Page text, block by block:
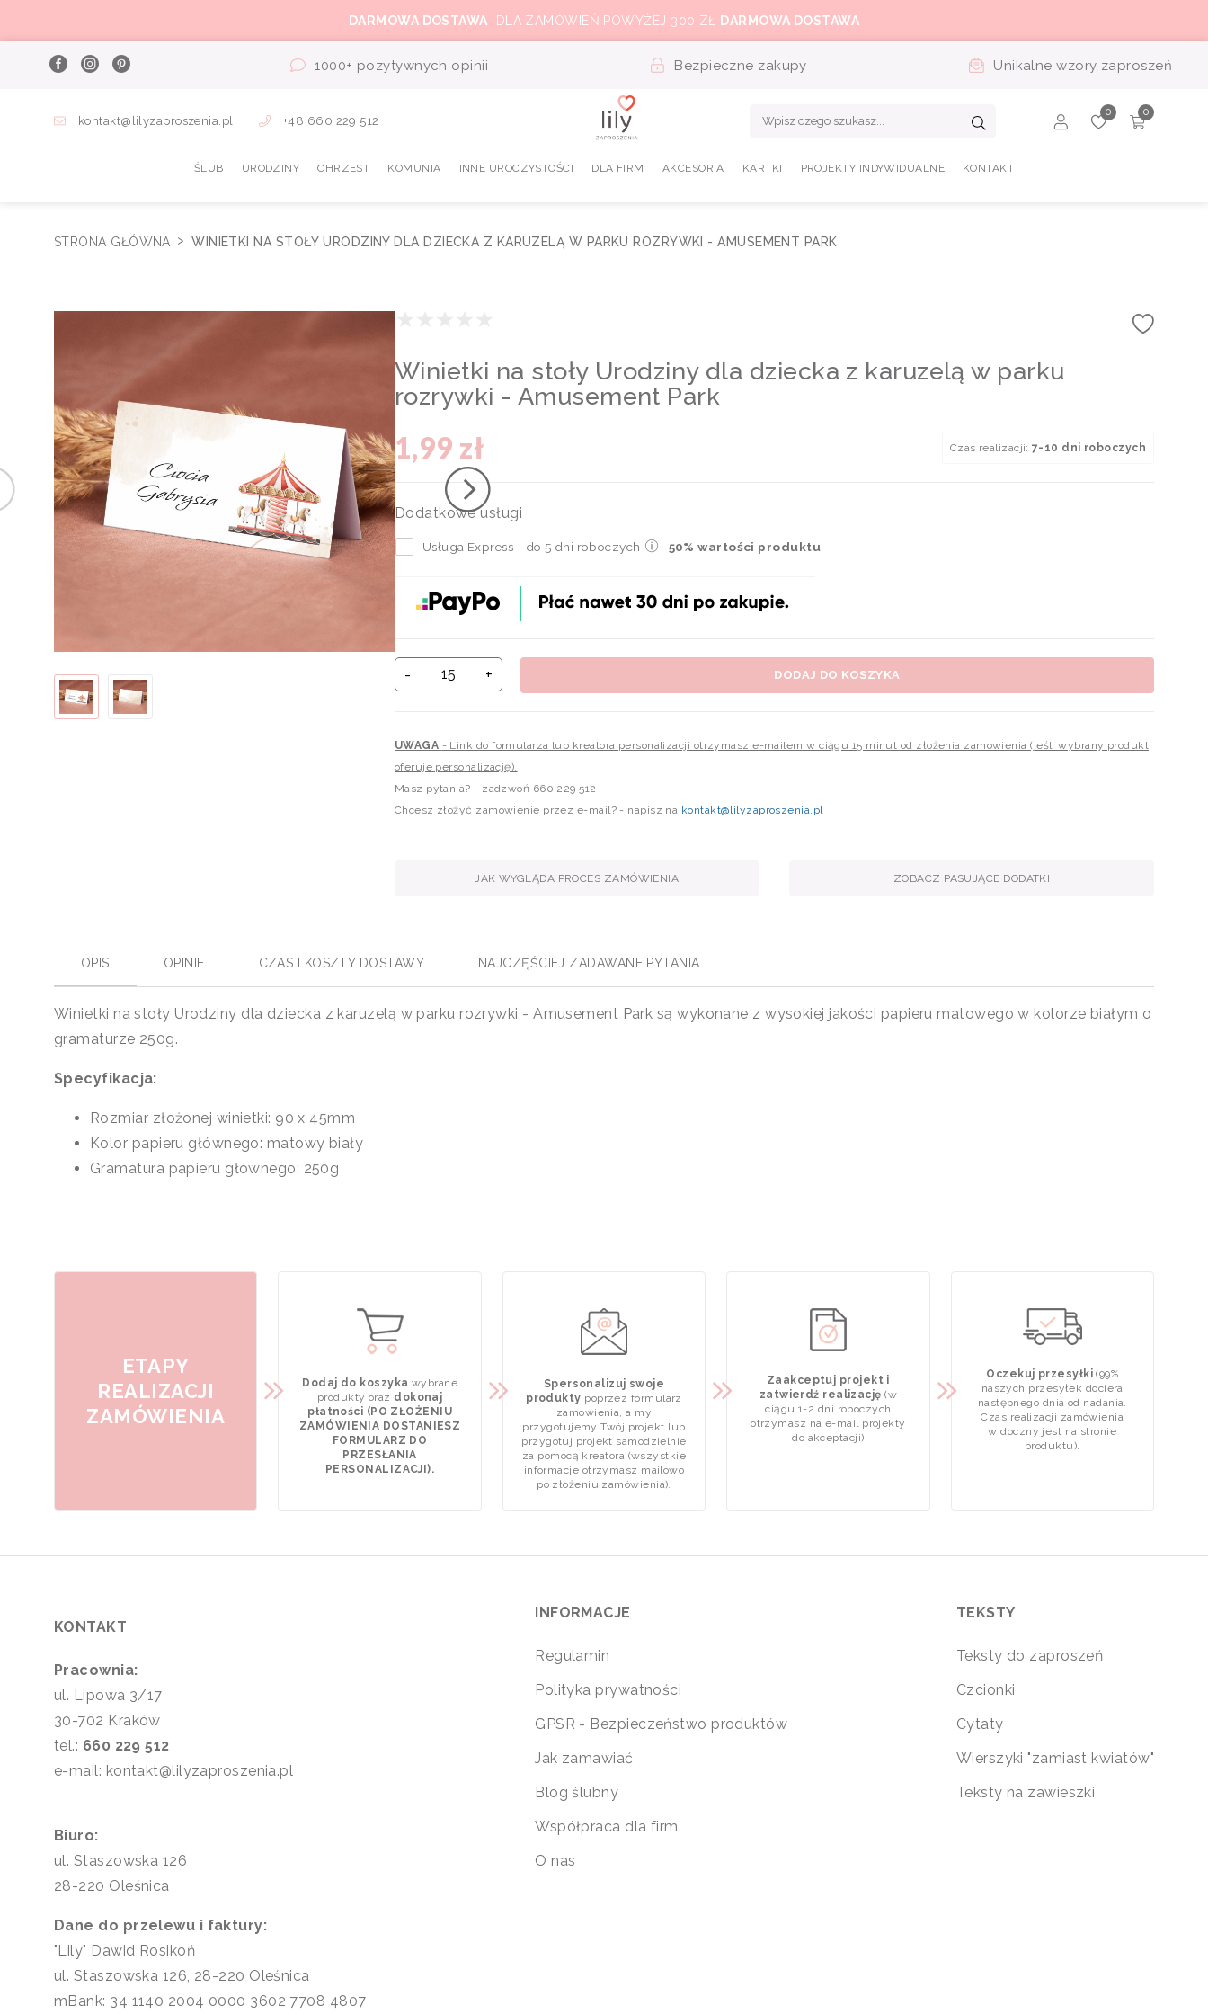
DARMOWA DOSTAWA DLA ZAMÓWIEŃ POWYŻEJ 300 ZŁ DARMOWA DOSTAWA
1000+ pozytywnych opinii Bezpieczne zakupy Unikalne wzory zaproszeń
kontakt@lilyzaproszenia.pl +48 660 229 512
ŚLUB URODZINY CHRZEST KOMUNIA INNE UROCZYSTOŚCI DLA FIRM AKCESORIA KARTKI PROJEKTY INDYWIDUALNE KONTAKT
STRONA GŁÓWNA WINIETKI NA STOŁY URODZINY DLA DZIECKA Z KARUZELĄ W PARKU ROZRYWKI - AMUSEMENT PARK
Winietki na stoły Urodziny dla dziecka z karuzelą w parku
rozrywki - Amusement Park
1,99 zł Czas realizacji: 7-10 dni roboczych
Dodatkowe usługi
Usługa Express - do 5 dni roboczych -50% wartości produktu
- + DODAJ DO KOSZYKA
UWAGA - Link do formularza lub kreatora personalizacji otrzymasz e-mailem w ciągu 15 minut od złożenia zamówienia (jeśli wybrany produkt
oferuje personalizację).
Masz pytania? - zadzwoń 660 229 512
Chcesz złożyć zamówienie przez e-mail? - napisz na kontakt@lilyzaproszenia.pl
JAK WYGLĄDA PROCES ZAMÓWIENIA ZOBACZ PASUJĄCE DODATKI
OPIS OPINIE CZAS I KOSZTY DOSTAWY NAJCZĘŚCIEJ ZADAWANE PYTANIA
Winietki na stoły Urodziny dla dziecka z karuzelą w parku rozrywki - Amusement Park są wykonane z wysokiej jakości papieru matowego w kolorze białym o
gramaturze 250g.
Specyfikacja:
Rozmiar złożonej winietki: 90 x 45mm
Kolor papieru głównego: matowy biały
Gramatura papieru głównego: 250g
ETAPY
REALIZACJI
ZAMÓWIENIA
Dodaj do koszyka wybrane
produkty oraz dokonaj
płatności (PO ZŁOŻENIU
ZAMÓWIENIA DOSTANIESZ
FORMULARZ DO
PRZESŁANIA
PERSONALIZACJI).
Spersonalizuj swoje
produkty poprzez formularz
zamówienia, a my
przygotujemy Twój projekt lub
przygotuj projekt samodzielnie
za pomocą kreatora (wszystkie
informacje otrzymasz mailowo
po złożeniu zamówienia).
Zaakceptuj projekt i
zatwierdź realizację (w
ciągu 1-2 dni roboczych
otrzymasz na e-mail projekty
do akceptacji)
Oczekuj przesyłki(99%
naszych przesyłek dociera
następnego dnia od nadania.
Czas realizacji zamówienia
widoczny jest na stronie
produktu).
KONTAKT
Pracownia:
ul. Lipowa 3/17
30-702 Kraków
tel.: 660 229 512
e-mail: kontakt@lilyzaproszenia.pl
Biuro:
ul. Staszowska 126
28-220 Oleśnica
Dane do przelewu i faktury:
"Lily" Dawid Rosikoń
ul. Staszowska 126, 28-220 Oleśnica
mBank: 34 1140 2004 0000 3602 7708 4807
INFORMACJE
Regulamin
Polityka prywatności
GPSR - Bezpieczeństwo produktów
Jak zamawiać
Blog ślubny
Współpraca dla firm
O nas
TEKSTY
Teksty do zaproszeń
Czcionki
Cytaty
Wierszyki "zamiast kwiatów"
Teksty na zawieszki